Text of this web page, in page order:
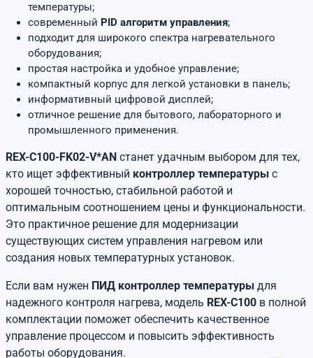
температуры;
современный PID алгоритм управления;
подходит для широкого спектра нагревательного
оборудования;
простая настройка и удобное управление;
компактный корпус для легкой установки в панель;
информативный цифровой дисплей;
отличное решение для бытового, лабораторного и
промышленного применения.
REX-C100-FK02-V*AN станет удачным выбором для тех,
кто ищет эффективный контроллер температуры с
хорошей точностью, стабильной работой и
оптимальным соотношением цены и функциональности.
Это практичное решение для модернизации
существующих систем управления нагревом или
создания новых температурных установок.
Если вам нужен ПИД контроллер температуры для
надежного контроля нагрева, модель REX-C100 в полной
комплектации поможет обеспечить качественное
управление процессом и повысить эффективность
работы оборудования.